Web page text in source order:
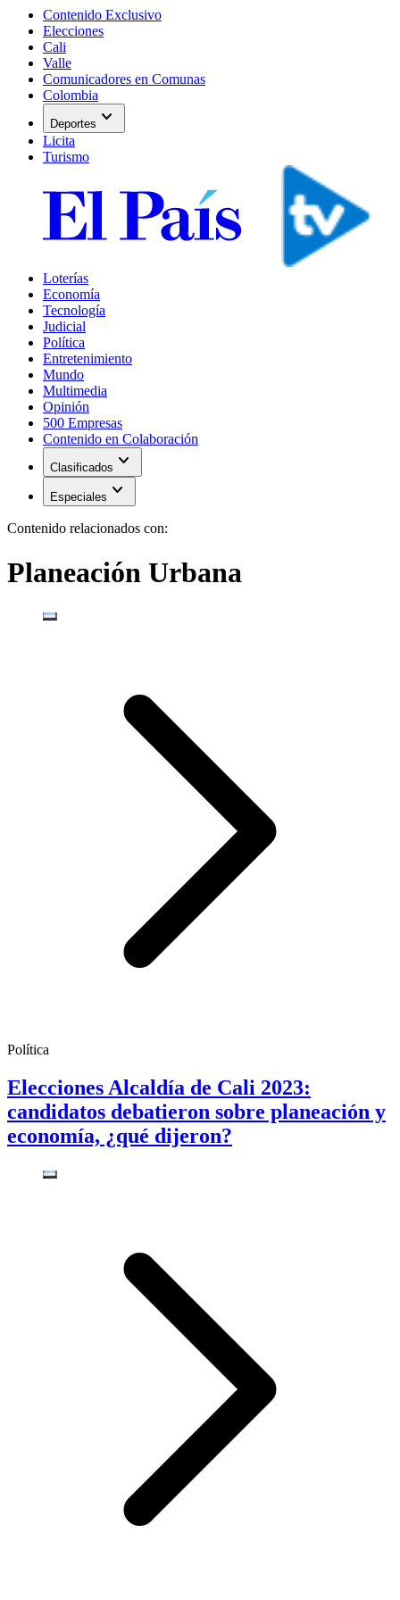
Contenido Exclusivo
Elecciones
Cali
Valle
Comunicadores en Comunas
Colombia
Deportes expand_more
Licita
Turismo
Loterías
Economía
Tecnología
Judicial
Política
Entretenimiento
Mundo
Multimedia
Opinión
500 Empresas
Contenido en Colaboración
Clasificados expand_more
Especiales expand_more
Contenido relacionados con:
Planeación Urbana
Política
Elecciones Alcaldía de Cali 2023:
candidatos debatieron sobre planeación y
economía, ¿qué dijeron?